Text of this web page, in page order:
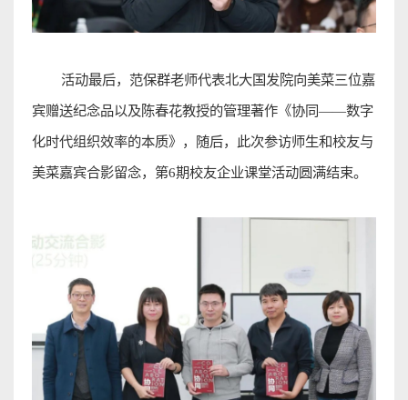
活动最后，范保群老师代表北大国发院向美菜三位嘉
宾赠送纪念品以及陈春花教授的管理著作《协同——数字
化时代组织效率的本质》，随后，此次参访师生和校友与
美菜嘉宾合影留念，第6期校友企业课堂活动圆满结束。